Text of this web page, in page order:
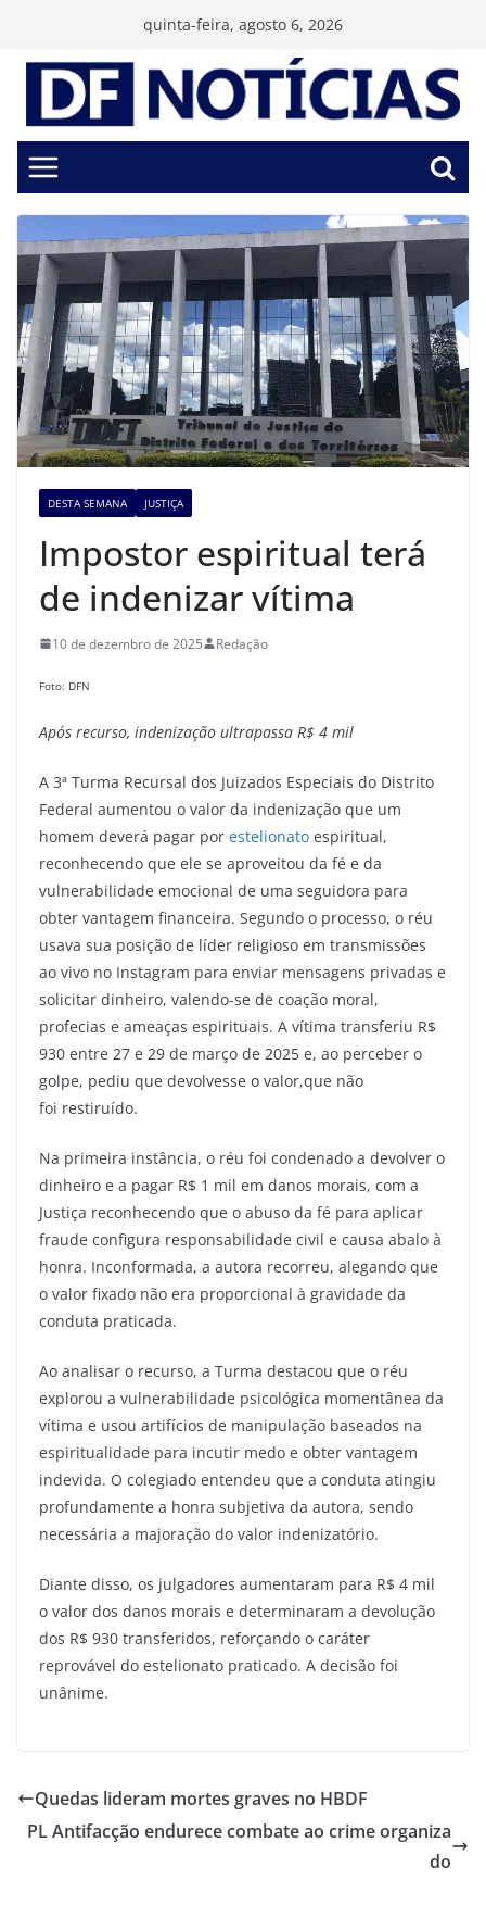
conteúdo
quinta-feira, agosto 6, 2026
DESTA SEMANA JUSTIÇA
Impostor espiritual terá
de indenizar vítima
10 de dezembro de 2025 Redação
Foto: DFN
Após recurso, indenização ultrapassa R$ 4 mil
A 3ª Turma Recursal dos Juizados Especiais do Distrito
Federal aumentou o valor da indenização que um
homem deverá pagar por estelionato espiritual,
reconhecendo que ele se aproveitou da fé e da
vulnerabilidade emocional de uma seguidora para
obter vantagem financeira. Segundo o processo, o réu
usava sua posição de líder religioso em transmissões
ao vivo no Instagram para enviar mensagens privadas e
solicitar dinheiro, valendo-se de coação moral,
profecias e ameaças espirituais. A vítima transferiu R$
930 entre 27 e 29 de março de 2025 e, ao perceber o
golpe, pediu que devolvesse o valor,que não
foi restiruído.
Na primeira instância, o réu foi condenado a devolver o
dinheiro e a pagar R$ 1 mil em danos morais, com a
Justiça reconhecendo que o abuso da fé para aplicar
fraude configura responsabilidade civil e causa abalo à
honra. Inconformada, a autora recorreu, alegando que
o valor fixado não era proporcional à gravidade da
conduta praticada.
Ao analisar o recurso, a Turma destacou que o réu
explorou a vulnerabilidade psicológica momentânea da
vítima e usou artifícios de manipulação baseados na
espiritualidade para incutir medo e obter vantagem
indevida. O colegiado entendeu que a conduta atingiu
profundamente a honra subjetiva da autora, sendo
necessária a majoração do valor indenizatório.
Diante disso, os julgadores aumentaram para R$ 4 mil
o valor dos danos morais e determinaram a devolução
dos R$ 930 transferidos, reforçando o caráter
reprovável do estelionato praticado. A decisão foi
unânime.
Quedas lideram mortes graves no HBDF
PL Antifacção endurece combate ao crime organiza
do